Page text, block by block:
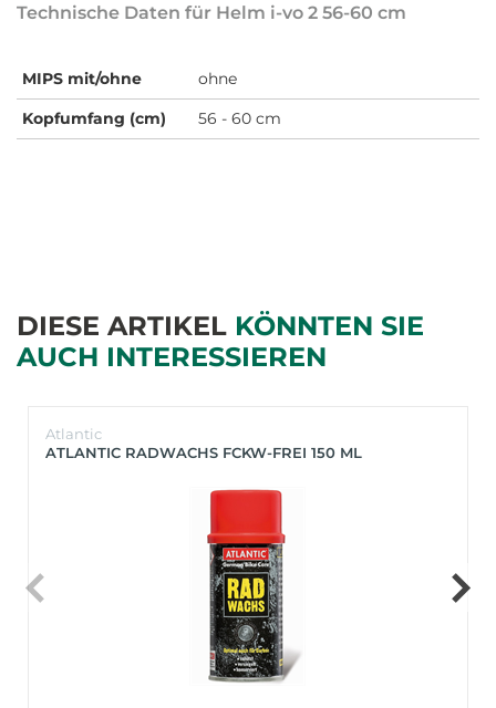
Technische Daten für Helm i-vo 2 56-60 cm
MIPS mit/ohne
ohne
Kopfumfang (cm)
56 - 60 cm
DIESE ARTIKEL KÖNNTEN SIE
AUCH INTERESSIEREN
Atlantic
ATLANTIC RADWACHS FCKW-FREI 150 ML